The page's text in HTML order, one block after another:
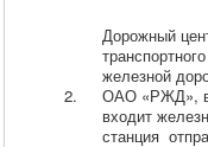
2.
Дорожный
железной
ОАО «РЖД», в
входит
станция